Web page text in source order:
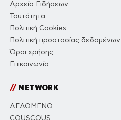
Αρχείο Ειδήσεων
Ταυτότητα
Πολιτική Cookies
Πολιτική προστασίας δεδομένων
Όροι χρήσης
Επικοινωνία
//NETWORK
ΔΕΔΟΜΕΝΟ
COUSCOUS